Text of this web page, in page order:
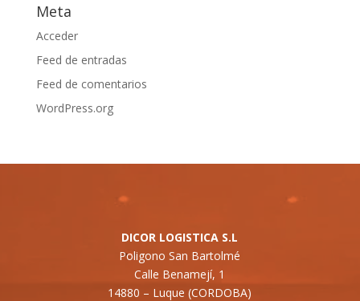
Meta
Acceder
Feed de entradas
Feed de comentarios
WordPress.org
DICOR LOGISTICA S.L
Poligono San Bartolmé
Calle Benamejí, 1
14880 – Luque (CORDOBA)